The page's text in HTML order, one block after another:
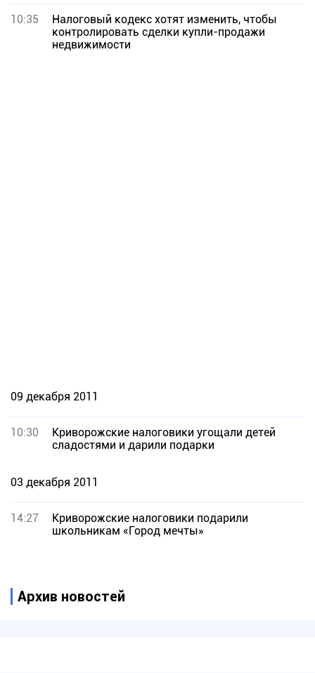
10:35
Налоговый кодекс хотят изменить, чтобы
контролировать сделки купли-продажи
недвижимости
09 декабря 2011
10:30
Криворожские налоговики угощали детей
сладостями и дарили подарки
03 декабря 2011
14:27
Криворожские налоговики подарили
школьникам «Город мечты»
Архив новостей